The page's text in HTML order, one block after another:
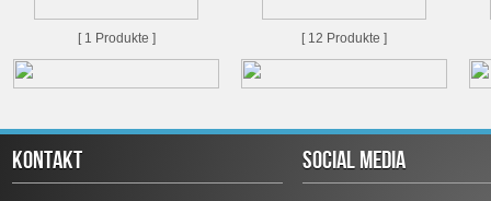
[ 1 Produkte ] [ 12 Produkte ]
KONTAKT SOCIAL MEDIA